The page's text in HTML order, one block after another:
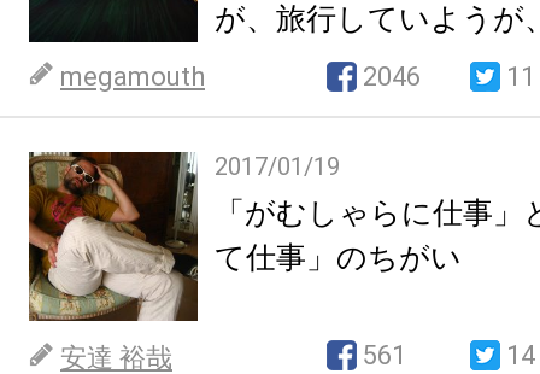
が、旅行していようが
き起こされることにな
megamouth 2046 11
2017/01/19
「がむしゃらに仕事
て仕事」のちがい
安達 裕哉 561 14